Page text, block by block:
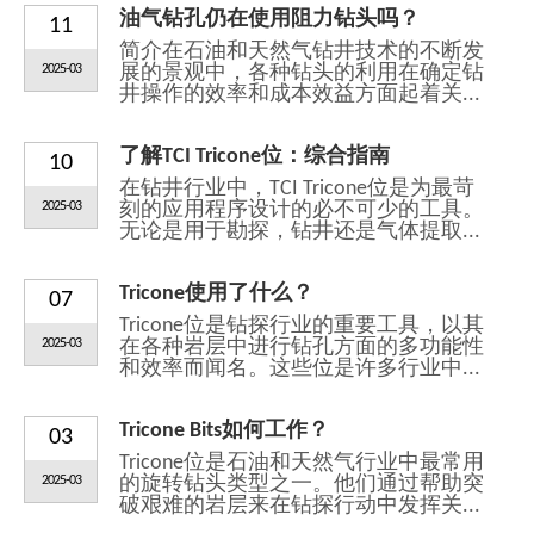
11
2025-03
油气钻孔仍在使用阻力钻头吗？
简介在石油和天然气钻井技术的不断发
展的景观中，各种钻头的利用在确定钻
井操作的效率和成本效益方面起着关...
10
2025-03
了解TCI Tricone位：综合指南
在钻井行业中，TCI Tricone位是为最苛
刻的应用程序设计的必不可少的工具。
无论是用于勘探，钻井还是气体提取...
07
2025-03
Tricone使用了什么？
Tricone位是钻探行业的重要工具，以其
在各种岩层中进行钻孔方面的多功能性
和效率而闻名。这些位是许多行业中...
03
2025-03
Tricone Bits如何工作？
Tricone位是石油和天然气行业中最常用
的旋转钻头类型之一。他们通过帮助突
破艰难的岩层来在钻探行动中发挥关...